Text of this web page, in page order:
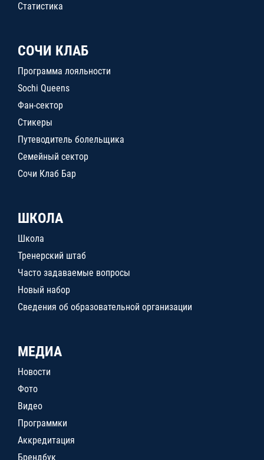
Статистика
СОЧИ КЛАБ
Программа лояльности
Sochi Queens
Фан-сектор
Стикеры
Путеводитель болельщика
Семейный сектор
Сочи Клаб Бар
ШКОЛА
Школа
Тренерский штаб
Часто задаваемые вопросы
Новый набор
Сведения об образовательной организации
МЕДИА
Новости
Фото
Видео
Программки
Аккредитация
Брендбук